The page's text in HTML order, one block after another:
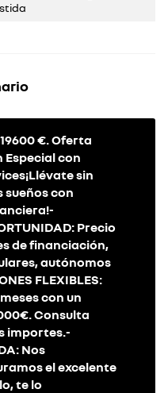
€. Oferta
Especial con
sin
sueños con
Precio
de financiación,
autónomos
FLEXIBLES:
con un
Consulta
importes.-
Nos
el excelente
te lo